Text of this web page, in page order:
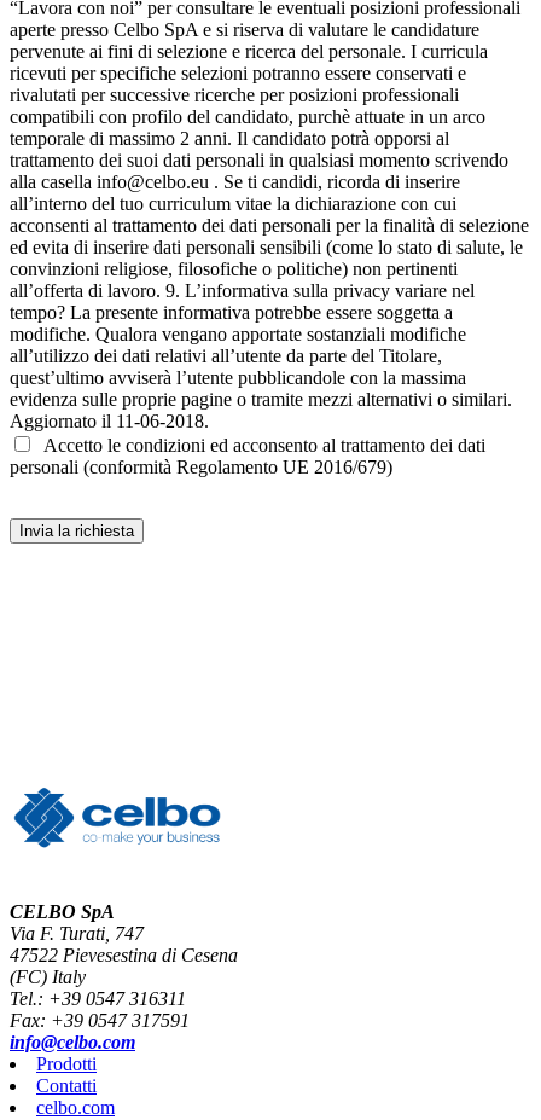
Accetto le condizioni ed acconsento al trattamento dei dati
personali (conformità Regolamento UE 2016/679)
Invia la richiesta
CELBO SpA
Via F. Turati, 747
47522 Pievesestina di Cesena
(FC) Italy
Tel.: +39 0547 316311
Fax: +39 0547 317591
info@celbo.com
Prodotti
Contatti
celbo.com